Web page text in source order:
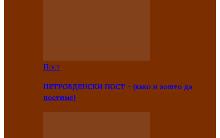
Пост
ПЕТРОВДЕНСКИ ПОСТ – (како и зошто да
постиме)